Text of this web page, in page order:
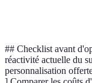
## Checklist avant
réactivité actuelle du
personnalisation